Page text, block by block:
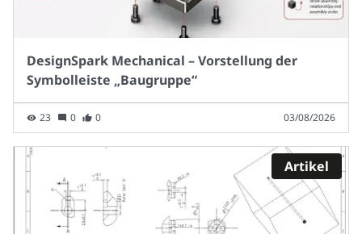
DesignSpark Mechanical – Vorstellung der
Symbolleiste „Baugruppe“
23 0 0 03/08/2026
Artikel